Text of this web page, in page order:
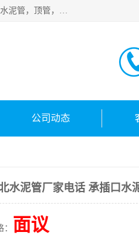
衡水宁瑞建材有限公司批量供应：水泥管、承插口水泥管，混凝土排水管，承插口水泥管，企口水泥管，钢承口水泥管，顶管，平口水泥管，水泥检查井，混凝土检查井，预制混凝土检查井，矩形检查井，圆形检查井等产品。
公司动态
水泥管厂家电话 承插口水
面议